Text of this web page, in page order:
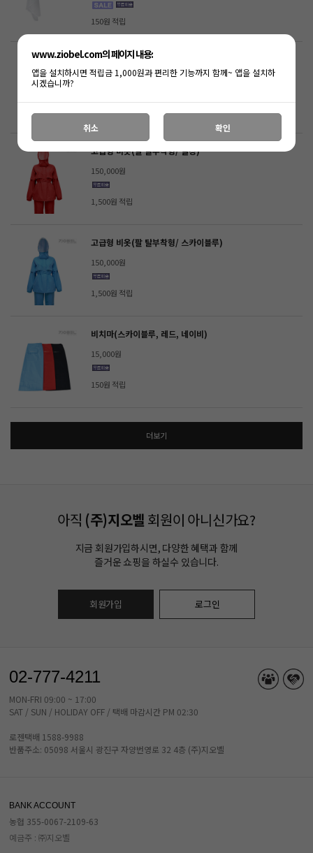
150원 적립
고급형 비옷(팔 탈부착형/ 네이비)
150,000원
고급형 비옷(팔 탈부착형/ 빨강)
150,000원
1,500원 적립
고급형 비옷(팔 탈부착형/ 스카이블루)
150,000원
1,500원 적립
비치마(스카이블루, 레드, 네이비)
15,000원
150원 적립
더보기
아직 (주)지오벨 회원이 아니신가요?
지금 회원가입하시면, 다양한 혜택과 함께
즐거운 쇼핑을 하실수 있습니다.
회원가입 로그인
02-777-4211
MON-FRI 09:00 ~ 17:00
SAT / SUN / HOLIDAY OFF / 택배 마감시간 PM 02:30
로젠택배 1588-9988
반품주소: 05098 서울시 광진구 자양번영로 32 4층 (주)지오벨
BANK ACCOUNT
농협 355-0067-2109-63
예금주 : ㈜지오벨
www.ziobel.com의 페이지 내용:
앱을 설치하시면 적립금 1,000원과 편리한 기능까지 함께~ 앱을 설치하
시겠습니까?
취소 확인